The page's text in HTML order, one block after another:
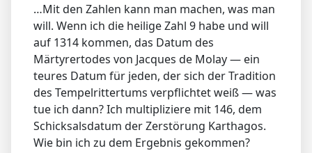
…Mit den Zahlen kann man machen, was man
will. Wenn ich die heilige Zahl 9 habe und will
auf 1314 kommen, das Datum des
Märtyrertodes von Jacques de Molay — ein
teures Datum für jeden, der sich der Tradition
des Tempelrittertums verpflichtet weiß — was
tue ich dann? Ich multipliziere mit 146, dem
Schicksalsdatum der Zerstörung Karthagos.
Wie bin ich zu dem Ergebnis gekommen?